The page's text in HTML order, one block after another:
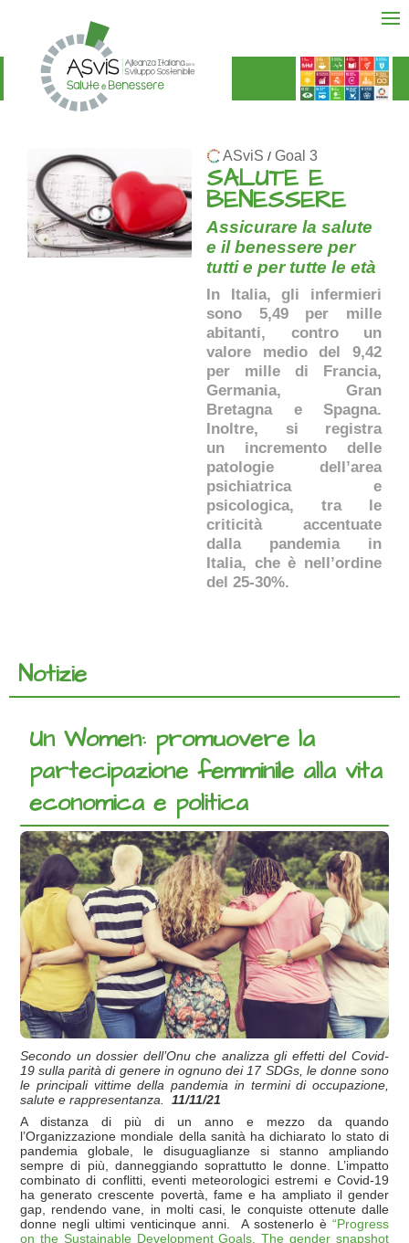
ASviS / Goal 3
SALUTE E
BENESSERE
Assicurare la salute
e il benessere per
tutti e per tutte le età
In Italia, gli infermieri
sono 5,49 per mille
abitanti, contro un
valore medio del 9,42
per mille di Francia,
Germania, Gran
Bretagna e Spagna.
Inoltre, si registra
un incremento delle
patologie dell’area
psichiatrica e
psicologica, tra le
criticità accentuate
dalla pandemia in
Italia, che è nell’ordine
del 25-30%.
Notizie
Un Women: promuovere la
partecipazione femminile alla vita
economica e politica
Secondo un dossier dell’Onu che analizza gli effetti del Covid-
19 sulla parità di genere in ognuno dei 17 SDGs, le donne sono
le principali vittime della pandemia in termini di occupazione,
salute e rappresentanza. 11/11/21
A distanza di più di un anno e mezzo da quando
l’Organizzazione mondiale della sanità ha dichiarato lo stato di
pandemia globale, le disuguaglianze si stanno ampliando
sempre di più, danneggiando soprattutto le donne. L’impatto
combinato di conflitti, eventi meteorologici estremi e Covid-19
ha generato crescente povertà, fame e ha ampliato il gender
gap, rendendo vane, in molti casi, le conquiste ottenute dalle
donne negli ultimi venticinque anni. A sostenerlo è “Progress
on the Sustainable Development Goals. The gender snapshot